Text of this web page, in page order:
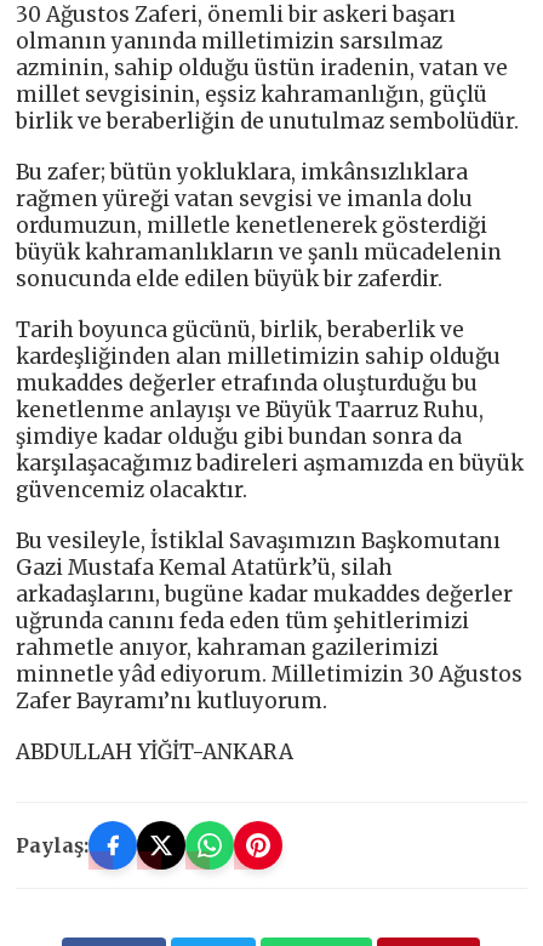
30 Ağustos Zaferi, önemli bir askeri başarı
olmanın yanında milletimizin sarsılmaz
azminin, sahip olduğu üstün iradenin, vatan ve
millet sevgisinin, eşsiz kahramanlığın, güçlü
birlik ve beraberliğin de unutulmaz sembolüdür.
Bu zafer; bütün yokluklara, imkânsızlıklara
rağmen yüreği vatan sevgisi ve imanla dolu
ordumuzun, milletle kenetlenerek gösterdiği
büyük kahramanlıkların ve şanlı mücadelenin
sonucunda elde edilen büyük bir zaferdir.
Tarih boyunca gücünü, birlik, beraberlik ve
kardeşliğinden alan milletimizin sahip olduğu
mukaddes değerler etrafında oluşturduğu bu
kenetlenme anlayışı ve Büyük Taarruz Ruhu,
şimdiye kadar olduğu gibi bundan sonra da
karşılaşacağımız badireleri aşmamızda en büyük
güvencemiz olacaktır.
Bu vesileyle, İstiklal Savaşımızın Başkomutanı
Gazi Mustafa Kemal Atatürk’ü, silah
arkadaşlarını, bugüne kadar mukaddes değerler
uğrunda canını feda eden tüm şehitlerimizi
rahmetle anıyor, kahraman gazilerimizi
minnetle yâd ediyorum. Milletimizin 30 Ağustos
Zafer Bayramı’nı kutluyorum.
ABDULLAH YİĞİT-ANKARA
Paylaş: